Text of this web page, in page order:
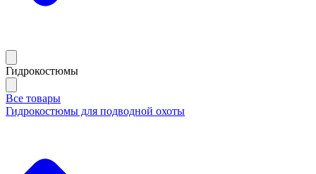
Гидрокостюмы
Все товары
Гидрокостюмы для подводной охоты